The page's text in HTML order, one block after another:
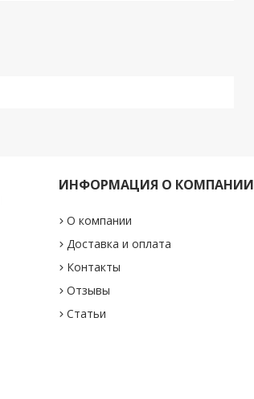
ИНФОРМАЦИЯ О КОМПАНИИ
О компании
Доставка и оплата
Контакты
Отзывы
Статьи